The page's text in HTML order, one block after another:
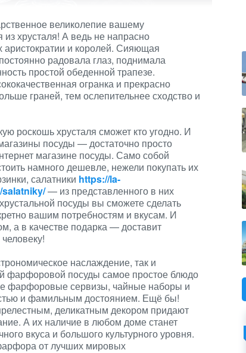
великолепие вашему
хрусталя! А ведь не напрасно
аристократии и королей. Сияющая
радовала глаз, поднимала
простой обеденной трапезе.
огранка и прекрасно
граней, тем ослепительнее сходство и
роскошь хрусталя сможет кто угодно. И
посуды — достаточно просто
магазине посуды. Само собой
намного дешевле, нежели покупать их
салатники https://la-
— из представленного в них
посуды вы сможете сделать
вашим потребностям и вкусам. И
а в качестве подарка — доставит
наслаждение, так и
фарфоровой посуды самое простое блюдо
фарфоровые сервизы, чайные наборы и
и фамильным достоянием. Ещё бы!
деликатным декором придают
А их наличие в любом доме станет
вкуса и большого культурного уровня.
от лучших мировых